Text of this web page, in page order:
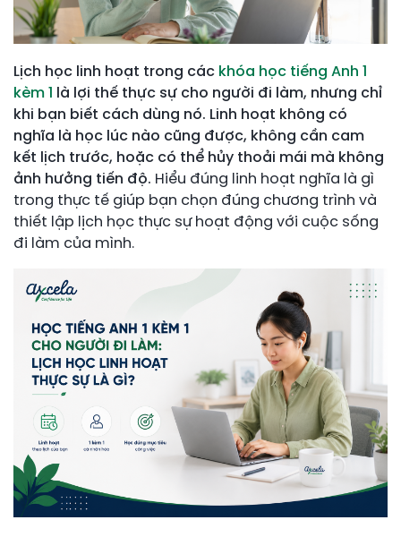
Lịch học linh hoạt trong các khóa học tiếng Anh 1
kèm 1
là lợi thế thực sự cho người đi làm, nhưng chỉ
khi bạn biết cách dùng nó. Linh hoạt không có
nghĩa là học lúc nào cũng được, không cần cam
kết lịch trước, hoặc có thể hủy thoải mái mà không
ảnh hưởng tiến độ. Hiểu đúng linh hoạt nghĩa là gì
trong thực tế giúp bạn chọn đúng chương trình và
thiết lập lịch học thực sự hoạt động với cuộc sống
đi làm của mình.